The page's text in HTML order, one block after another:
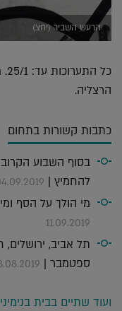
הרעש השביר (יחצ)
הרצליה.
כתבות קשורות בתחום
בסוף השבוע
להחמיץ |
מי הולך על הסף
11.09.2019
תל אביב,
ספטמבר |
ועוד שתיים בבית בנימיני